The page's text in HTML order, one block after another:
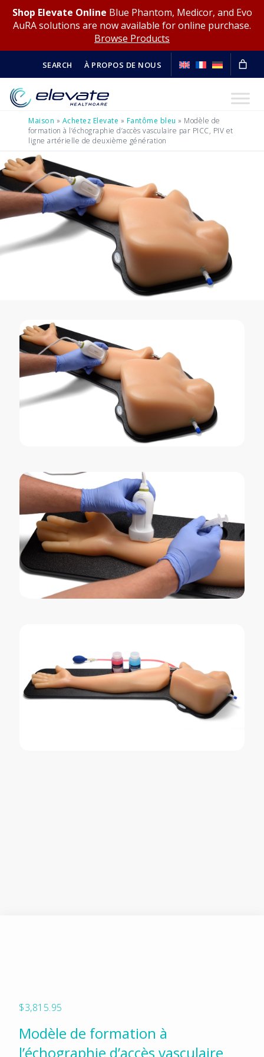
Shop Elevate Online Blue Phantom, Medicor, and Evo
AuRA solutions are now available for online purchase.
Browse Products
SEARCH À PROPOS DE NOUS
Maison » Achetez Elevate » Fantôme bleu » Modèle de
formation à l’échographie d’accès vasculaire par PICC, PIV et
ligne artérielle de deuxième génération
$3,815.95
Modèle de formation à
l’échographie d’accès vasculaire